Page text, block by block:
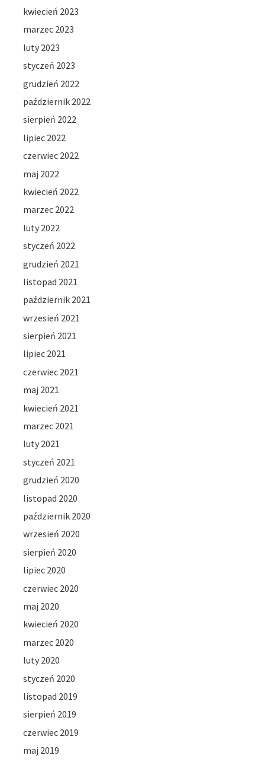
kwiecień 2023
marzec 2023
luty 2023
styczeń 2023
grudzień 2022
październik 2022
sierpień 2022
lipiec 2022
czerwiec 2022
maj 2022
kwiecień 2022
marzec 2022
luty 2022
styczeń 2022
grudzień 2021
listopad 2021
październik 2021
wrzesień 2021
sierpień 2021
lipiec 2021
czerwiec 2021
maj 2021
kwiecień 2021
marzec 2021
luty 2021
styczeń 2021
grudzień 2020
listopad 2020
październik 2020
wrzesień 2020
sierpień 2020
lipiec 2020
czerwiec 2020
maj 2020
kwiecień 2020
marzec 2020
luty 2020
styczeń 2020
listopad 2019
sierpień 2019
czerwiec 2019
maj 2019